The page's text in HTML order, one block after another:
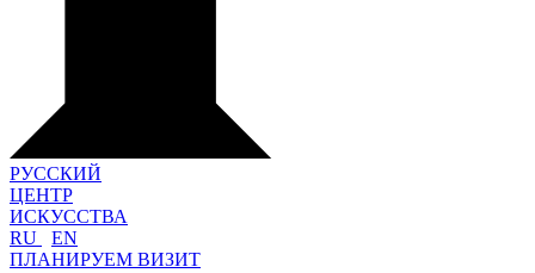
РУССКИЙ
ЦЕНТР
ИСКУССТВА
RU
EN
ПЛАНИРУЕМ ВИЗИТ